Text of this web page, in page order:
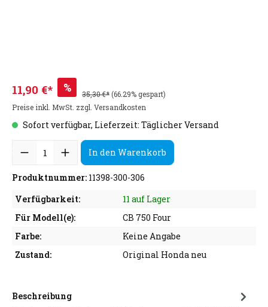
11,90 €* % 35,30 €*(66.29% gespart)
Preise inkl. MwSt. zzgl. Versandkosten
Sofort verfügbar, Lieferzeit: Täglicher Versand
In den Warenkorb
Produktnummer: 11398-300-306
Verfügbarkeit:
11 auf Lager
Für Modell(e):
CB 750 Four
Farbe:
Keine Angabe
Zustand:
Original Honda neu
Beschreibung